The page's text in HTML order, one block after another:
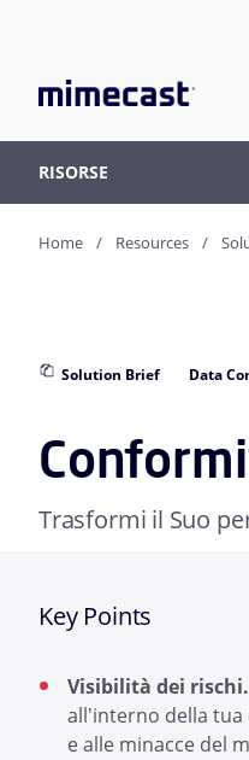
RISORSE
Home Resources
Solution Brief Data
Trasformi il Suo
Key Points
Visibilità dei rischi.
all'interno della tua
e alle minacce del